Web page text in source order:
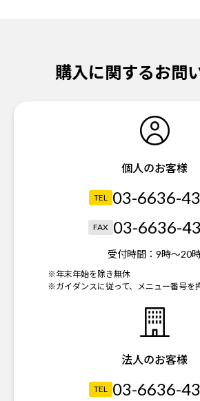
購入に関するお問
個人のお客様
TEL 03-6636-
FAX 03-6636-
受付時間： 9時～20
※年末年始を除き無休
※ガイダンスに従って、メニュー番号を
法人のお客様
TEL 03-6636-